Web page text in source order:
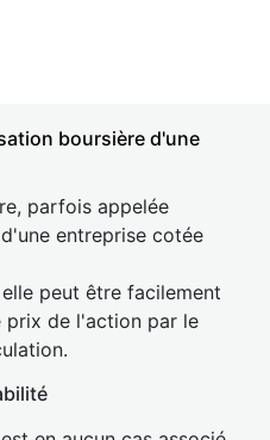
boursière d'une
parfois appelée
entreprise cotée
peut être facilement
prix de l'action par le